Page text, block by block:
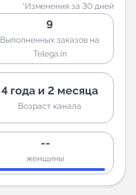
*Изменения за 30 дней
9
Выполненных заказов на
Telega.in
4 года и 2 месяца
Возраст канала
--
женщины